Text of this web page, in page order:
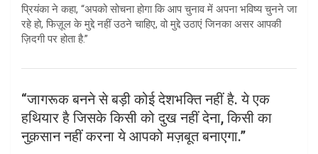
प्रियंका ने कहा, “अपको सोचना होगा कि आप चुनाव में अपना भविष्य चुनने जा
रहे हो, फिज़ूल के मुद्दे नहीं उठने चाहिए, वो मुद्दे उठाएं जिनका असर आपकी
ज़िदगी पर होता है.”
“जागरूक बनने से बड़ी कोई देशभक्ति नहीं है. ये एक
हथियार है जिसके किसी को दुख नहीं देना, किसी का
नुक़सान नहीं करना ये आपको मज़बूत बनाएगा.”